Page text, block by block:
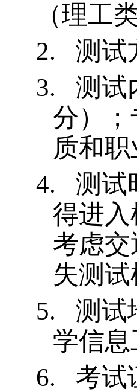
（理工
2.
测试
3.
测试
分）
质和
4.
测试
得进入
考虑
失测试
5.
测试
学信
6.
考试